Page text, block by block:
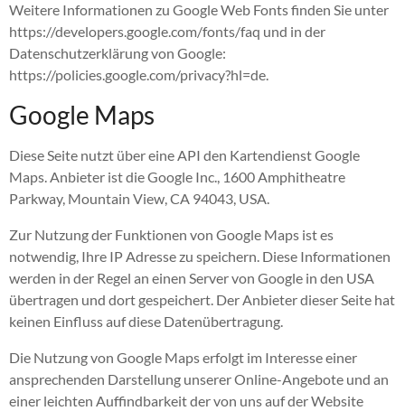
Weitere Informationen zu Google Web Fonts finden Sie unter
https://developers.google.com/fonts/faq und in der
Datenschutzerklärung von Google:
https://policies.google.com/privacy?hl=de.
Google Maps
Diese Seite nutzt über eine API den Kartendienst Google
Maps. Anbieter ist die Google Inc., 1600 Amphitheatre
Parkway, Mountain View, CA 94043, USA.
Zur Nutzung der Funktionen von Google Maps ist es
notwendig, Ihre IP Adresse zu speichern. Diese Informationen
werden in der Regel an einen Server von Google in den USA
übertragen und dort gespeichert. Der Anbieter dieser Seite hat
keinen Einfluss auf diese Datenübertragung.
Die Nutzung von Google Maps erfolgt im Interesse einer
ansprechenden Darstellung unserer Online-Angebote und an
einer leichten Auffindbarkeit der von uns auf der Website